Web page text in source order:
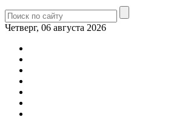
Четверг, 06 августа 2026